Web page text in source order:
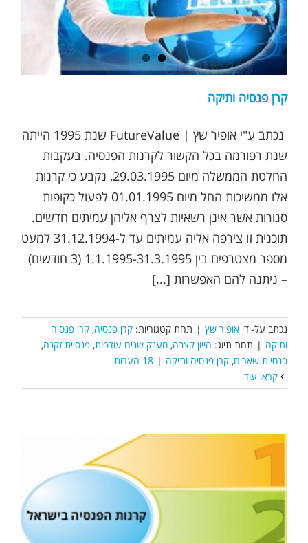
קרן פנסיה ותיקה
נכתב ע"י אופיר שץ | FutureValue שנת 1995 הייתה
שנת רפורמה בכל הקשור לקרנות הפנסיה. בעקבות
החלטת הממשלה מיום 29.03.1995, נקבע כי קרנות
אלו ממשיכות החל מיום 01.01.1995 לפעול כקופות
סגורות אשר אינן רשאיות לצרף אליהן עמיתים חדשים.
תוכנית זו צירפה אליה עמיתים עד ל-31.12.1994 למעט
מספר מצטרפים בין 1.1.1995-31.3.1995 (3 חודשים)
– ניתנה להם האפשרות [...]
נכתב על-ידי אופיר שץ | תחת קטגוריות: קרן פנסיה, קרן פנסיה
ותיקה | תחת תיוג: הייון קצבה, מענק שנים עודפות, פנסיית זקנה,
פנסיית שארים, קרן פנסיה ותיקה | 18 הערות
קראו עוד